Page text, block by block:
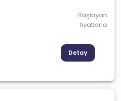
Başlayan
fiyatlarla
Detay